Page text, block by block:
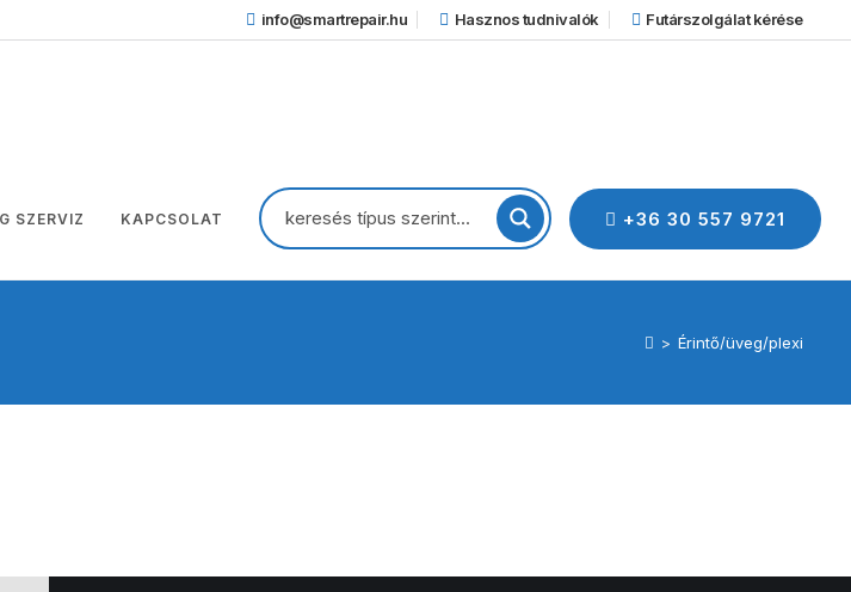
info@smartrepair.hu Hasznos tudnivalók Futárszolgálat kérése
SZERVIZ KAPCSOLAT +36 30 557 9721
> Érintő/üveg/plexi